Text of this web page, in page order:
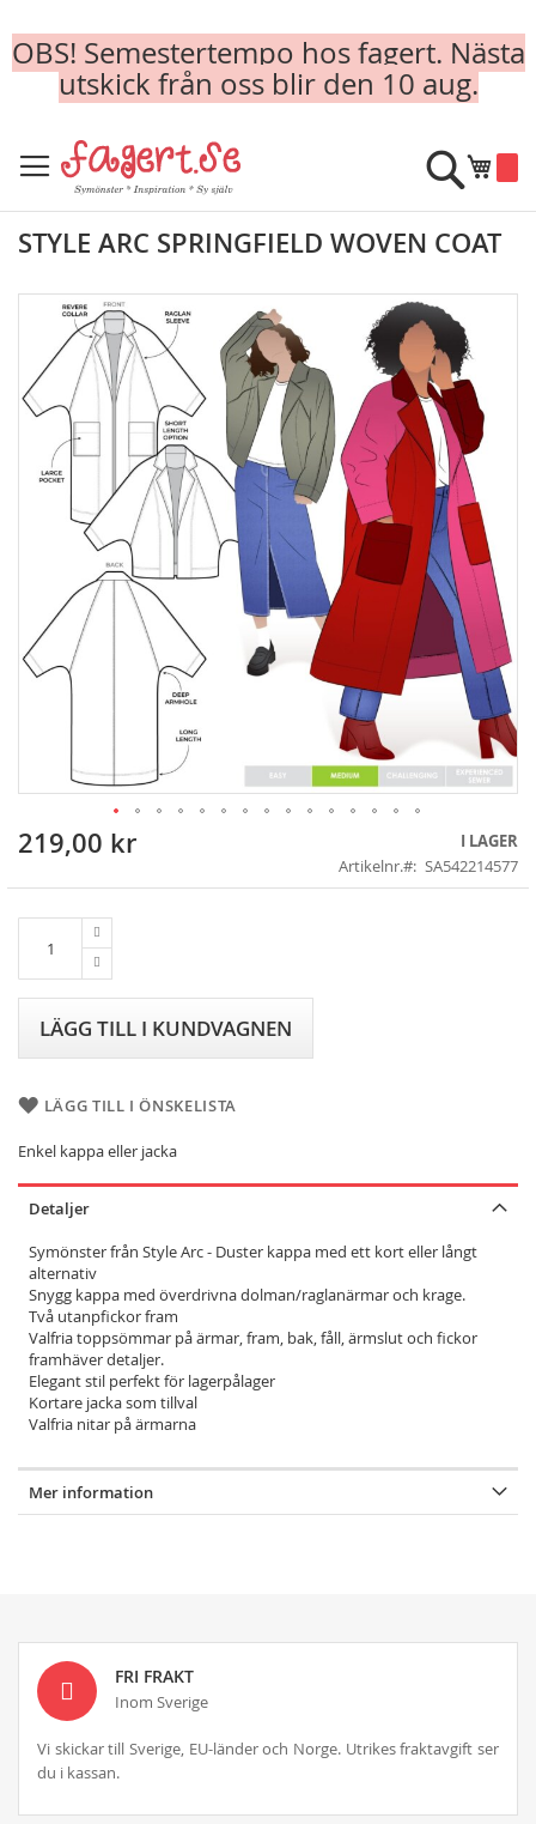
OBS! Semestertempo hos fagert. Nästa
utskick från oss blir den 10 aug.
to
Content
Min
Sök
STYLE ARC SPRINGFIELD WOVEN COAT
end
of
the
gallery
Skip
the
219,00 kr
I LAGER
Artikelnr.
SA542214577
LÄGG TILL I KUNDVAGNEN
LÄGG TILL I ÖNSKELISTA
Enkel kappa eller jacka
Detaljer
Symönster från Style Arc - Duster kappa med ett kort eller långt
alternativ
Snygg kappa med överdrivna dolman/raglanärmar och krage.
Två utanpfickor fram
Valfria toppsömmar på ärmar, fram, bak, fåll, ärmslut och fickor
framhäver detaljer.
Elegant stil perfekt för lagerpålager
Kortare jacka som tillval
Valfria nitar på ärmarna
Mer information
FRI FRAKT
Inom Sverige
Vi skickar till Sverige, EU-länder och Norge. Utrikes fraktavgift ser
du i kassan.